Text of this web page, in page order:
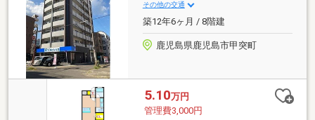
その他の交通
築12年6ヶ月 / 8階建
鹿児島県鹿児島市甲突町
5.10万円
管理費3,000円